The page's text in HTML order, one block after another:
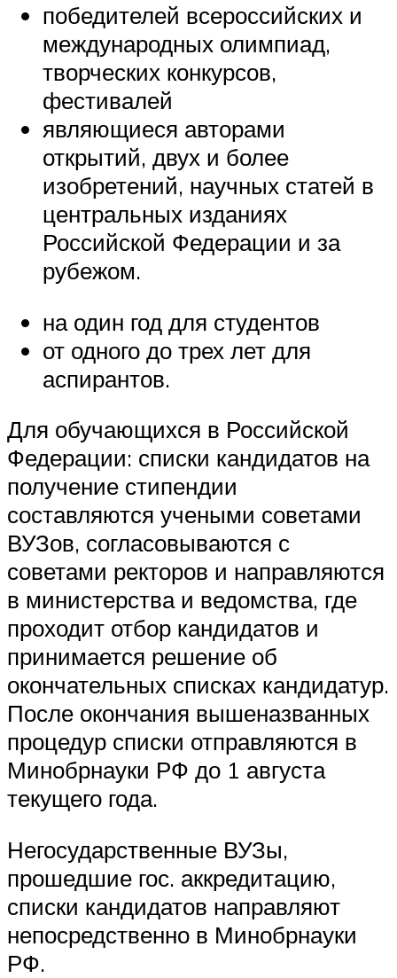
победителей всероссийских и
международных олимпиад,
творческих конкурсов,
фестивалей
являющиеся авторами
открытий, двух и более
изобретений, научных статей в
центральных изданиях
Российской Федерации и за
рубежом.
на один год для студентов
от одного до трех лет для
аспирантов.
Для обучающихся в Российской
Федерации: списки кандидатов на
получение стипендии
составляются учеными советами
ВУЗов, согласовываются с
советами ректоров и направляются
в министерства и ведомства, где
проходит отбор кандидатов и
принимается решение об
окончательных списках кандидатур.
После окончания вышеназванных
процедур списки отправляются в
Минобрнауки РФ до 1 августа
текущего года.
Негосударственные ВУЗы,
прошедшие гос. аккредитацию,
списки кандидатов направляют
непосредственно в Минобрнауки
РФ.